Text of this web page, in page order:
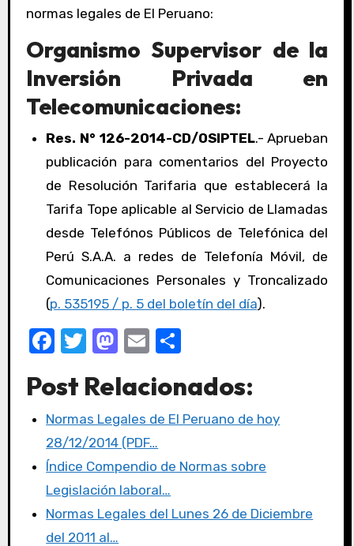
normas legales de El Peruano:
Organismo Supervisor de la
Inversión Privada en
Telecomunicaciones:
Res. N° 126-2014-CD/OSIPTEL.- Aprueban
publicación para comentarios del Proyecto
de Resolución Tarifaria que establecerá la
Tarifa Tope aplicable al Servicio de Llamadas
desde Telefónos Públicos de Telefónica del
Perú S.A.A. a redes de Telefonía Móvil, de
Comunicaciones Personales y Troncalizado
(p. 535195 / p. 5 del boletín del día).
F
c
e
b
o
o
k
T
it
te
r
M
st
o
d
o
n
E
ail
C
m
p
tir
Post Relacionados:
Normas Legales de El Peruano de hoy
28/12/2014 (PDF…
Índice Compendio de Normas sobre
Legislación laboral…
Normas Legales del Lunes 26 de Diciembre
del 2011 al…